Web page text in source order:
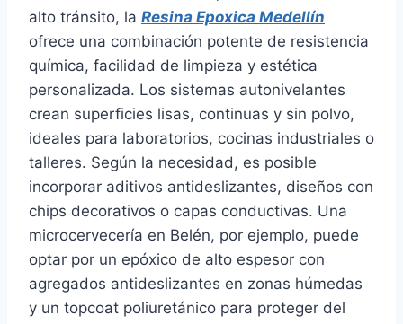
alto tránsito, la Resina Epoxica Medellín
ofrece una combinación potente de resistencia
química, facilidad de limpieza y estética
personalizada. Los sistemas autonivelantes
crean superficies lisas, continuas y sin polvo,
ideales para laboratorios, cocinas industriales o
talleres. Según la necesidad, es posible
incorporar aditivos antideslizantes, diseños con
chips decorativos o capas conductivas. Una
microcervecería en Belén, por ejemplo, puede
optar por un epóxico de alto espesor con
agregados antideslizantes en zonas húmedas
y un topcoat poliuretánico para proteger del